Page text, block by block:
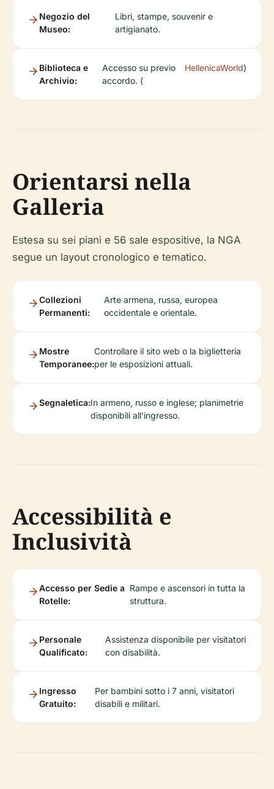
Negozio del
Museo:
Libri, stampe, souvenir e
artigianato.
Biblioteca e
Archivio:
Accesso su previo
accordo. (
HellenicaWorld)
Orientarsi nella
Galleria
Estesa su sei piani e 56 sale espositive, la NGA
segue un layout cronologico e tematico.
Collezioni
Permanenti:
Arte armena, russa, europea
occidentale e orientale.
Mostre
Temporanee:
Controllare il sito web o la biglietteria
per le esposizioni attuali.
Segnaletica:In armeno, russo e inglese; planimetrie
disponibili all'ingresso.
Accessibilità e
Inclusività
Accesso per Sedie a
Rotelle:
Rampe e ascensori in tutta la
struttura.
Personale
Qualificato:
Assistenza disponibile per visitatori
con disabilità.
Ingresso
Gratuito:
Per bambini sotto i 7 anni, visitatori
disabili e militari.